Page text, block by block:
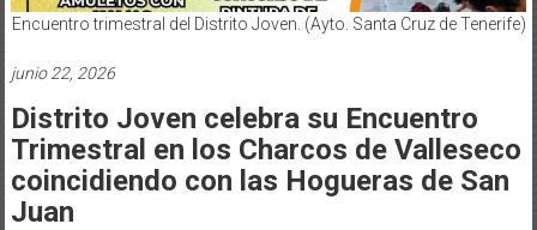
Encuentro trimestral del Distrito Joven. (Ayto. Santa Cruz de Tenerife)
junio 22, 2026
Distrito Joven celebra su Encuentro
Trimestral en los Charcos de Valleseco
coincidiendo con las Hogueras de San
Juan